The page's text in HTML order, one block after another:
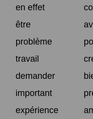
en effet
être
problème
travail
demander
important
expérience